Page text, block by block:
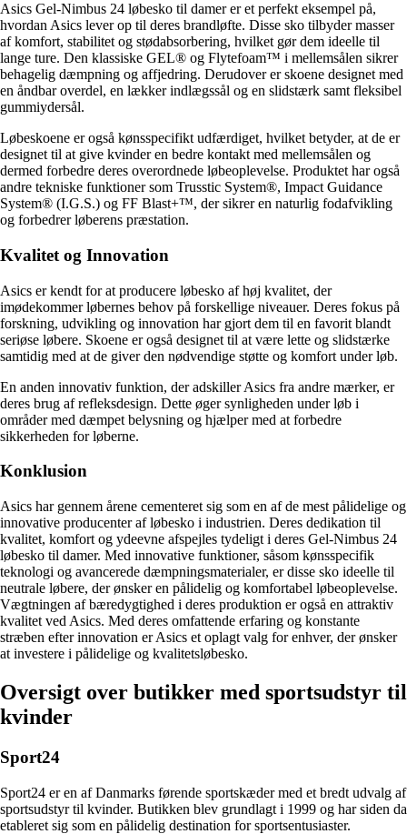
Asics Gel-Nimbus 24 løbesko til damer er et perfekt eksempel på,
hvordan Asics lever op til deres brandløfte. Disse sko tilbyder masser
af komfort, stabilitet og stødabsorbering, hvilket gør dem ideelle til
lange ture. Den klassiske GEL® og Flytefoam™ i mellemsålen sikrer
behagelig dæmpning og affjedring. Derudover er skoene designet med
en åndbar overdel, en lækker indlægssål og en slidstærk samt fleksibel
gummiydersål.
Løbeskoene er også kønsspecifikt udfærdiget, hvilket betyder, at de er
designet til at give kvinder en bedre kontakt med mellemsålen og
dermed forbedre deres overordnede løbeoplevelse. Produktet har også
andre tekniske funktioner som Trusstic System®, Impact Guidance
System® (I.G.S.) og FF Blast+™, der sikrer en naturlig fodafvikling
og forbedrer løberens præstation.
Kvalitet og Innovation
Asics er kendt for at producere løbesko af høj kvalitet, der
imødekommer løbernes behov på forskellige niveauer. Deres fokus på
forskning, udvikling og innovation har gjort dem til en favorit blandt
seriøse løbere. Skoene er også designet til at være lette og slidstærke
samtidig med at de giver den nødvendige støtte og komfort under løb.
En anden innovativ funktion, der adskiller Asics fra andre mærker, er
deres brug af refleksdesign. Dette øger synligheden under løb i
områder med dæmpet belysning og hjælper med at forbedre
sikkerheden for løberne.
Konklusion
Asics har gennem årene cementeret sig som en af de mest pålidelige og
innovative producenter af løbesko i industrien. Deres dedikation til
kvalitet, komfort og ydeevne afspejles tydeligt i deres Gel-Nimbus 24
løbesko til damer. Med innovative funktioner, såsom kønsspecifik
teknologi og avancerede dæmpningsmaterialer, er disse sko ideelle til
neutrale løbere, der ønsker en pålidelig og komfortabel løbeoplevelse.
Vægtningen af bæredygtighed i deres produktion er også en attraktiv
kvalitet ved Asics. Med deres omfattende erfaring og konstante
stræben efter innovation er Asics et oplagt valg for enhver, der ønsker
at investere i pålidelige og kvalitetsløbesko.
Oversigt over butikker med sportsudstyr til
kvinder
Sport24
Sport24 er en af Danmarks førende sportskæder med et bredt udvalg af
sportsudstyr til kvinder. Butikken blev grundlagt i 1999 og har siden da
etableret sig som en pålidelig destination for sportsentusiaster.